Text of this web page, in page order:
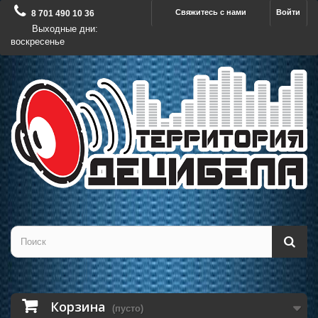
Войти
Свяжитесь с нами
8 701 490 10 36
Выходные дни:
воскресенье
Корзина (пусто)